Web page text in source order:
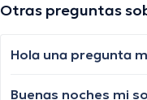
Otras preguntas